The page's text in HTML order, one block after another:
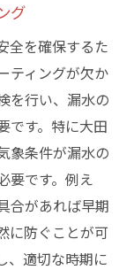
グ
全を確保するた
ティングが欠か
を行い、漏水の
です。特に大田
象条件が漏水の
要です。例え
合があれば早期
に防ぐことが可
、適切な時期に